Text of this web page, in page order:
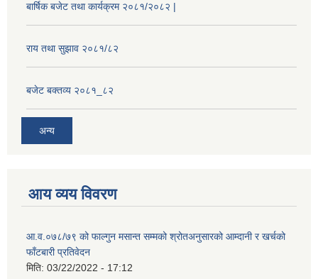
बार्षिक बजेट तथा कार्यक्रम २०८१/२०८२ |
राय तथा सुझाव २०८१/८२
बजेट बक्तव्य २०८१_८२
अन्य
आय व्यय विवरण
आ.व.०७८/७९ को फाल्गुन मसान्त सम्मको श्रोतअनुसारको आम्दानी र खर्चको
फाँटबारी प्रतिवेदन
मिति: 03/22/2022 - 17:12